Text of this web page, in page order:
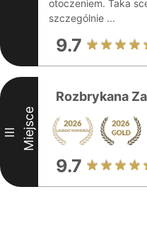
otoczeniem. Taka
szczególnie ...
9.7
III Miejsce
Rozbrykana
9.7